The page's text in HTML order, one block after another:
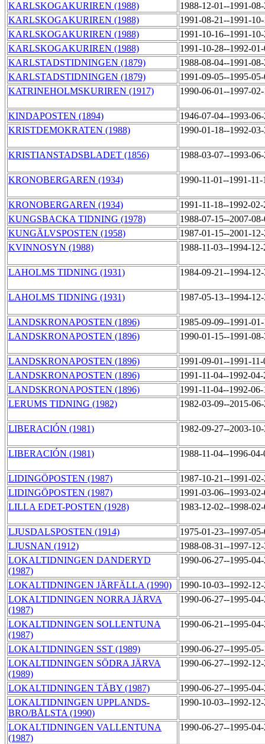
KARLSKOGAKURIREN (1988)
1988-12-01--1991-
KARLSKOGAKURIREN (1988)
1991-08-21--1991-
KARLSKOGAKURIREN (1988)
1991-10-16--1991-
KARLSKOGAKURIREN (1988)
1991-10-28--1992-
KARLSTADSTIDNINGEN (1879)
1988-08-04--1991-
KARLSTADSTIDNINGEN (1879)
1991-09-05--1995-
KATRINEHOLMSKURIREN (1917)
1990-06-01--1997-
KINDAPOSTEN (1894)
1946-07-04--1993-
KRISTDEMOKRATEN (1988)
1990-01-18--1992-
KRISTIANSTADSBLADET (1856) 1988-03-07--1993-
KRONOBERGAREN (1934) 1990-11-01--1991-
KRONOBERGAREN (1934)
1991-11-18--1992-
KUNGSBACKA TIDNING (1978)
1988-07-15--2007-
KUNGÄLVSPOSTEN (1958)
1987-01-15--2001-
KVINNOSYN (1988)
1988-11-03--1994-
LAHOLMS TIDNING (1931) 1984-09-21--1994-
LAHOLMS TIDNING (1931) 1987-05-13--1994-
LANDSKRONAPOSTEN (1896)
1985-09-09--1991-
LANDSKRONAPOSTEN (1896)
1990-01-15--1991-
LANDSKRONAPOSTEN (1896)
1991-09-01--1991-
LANDSKRONAPOSTEN (1896)
1991-11-04--1992-
LANDSKRONAPOSTEN (1896)
1991-11-04--1992-
LERUMS TIDNING (1982)
1982-03-09--2015-
LIBERACIÓN (1981) 1982-09-27--2003-
LIBERACIÓN (1981) 1988-11-04--1996-
LIDINGÖPOSTEN (1987)
1987-10-21--1991-
LIDINGÖPOSTEN (1987)
1991-03-06--1993-
LILLA EDET-POSTEN (1928)
1983-12-02--1998-
LJUSDALSPOSTEN (1914)
1975-01-23--1997-
LJUSNAN (1912)
1988-08-31--1997-
LOKALTIDNINGEN DANDERYD
(1987)
1990-06-27--1995-
LOKALTIDNINGEN JÄRFÄLLA (1990)
1990-10-03--1992-
LOKALTIDNINGEN NORRA JÄRVA
(1987)
1990-06-27--1995-
LOKALTIDNINGEN SOLLENTUNA
(1987)
1990-06-21--1995-
LOKALTIDNINGEN SST (1989)
1990-06-27--1995-
LOKALTIDNINGEN SÖDRA JÄRVA
(1989)
1990-06-27--1992-
LOKALTIDNINGEN TÄBY (1987)
1990-06-27--1995-
LOKALTIDNINGEN UPPLANDS-
BRO/BÅLSTA (1990)
1990-10-03--1992-
LOKALTIDNINGEN VALLENTUNA
(1987)
1990-06-27--1995-